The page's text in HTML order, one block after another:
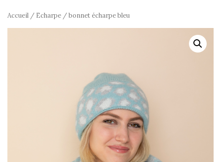
Accueil / Echarpe / bonnet écharpe bleu